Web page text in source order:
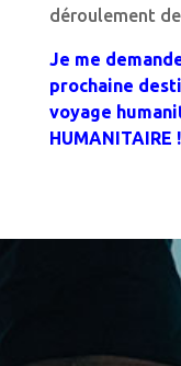
déroulement
Je me
prochaine
voyage
HUMANITAIRE !